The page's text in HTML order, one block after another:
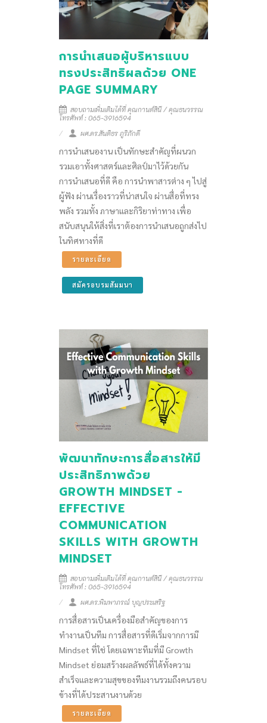
การนำเสนอผู้บริหารแบบ
ทรงประสิทธิผลด้วย ONE
PAGE SUMMARY
สอบถามเพิ่มเติมได้ที่ คุณกานต์สินี / คุณธนวรรณ
โทรศัพท์ : 065-3916594
ผศ.ดร.สันติธร ภูริภักดี
การนำเสนองาน เป็นทักษะสำคัญที่ผนวก
รวมเอาทั้งศาสตร์และศิลป์มาไว้ด้วยกัน
การนำเสนอที่ดี คือ การนำพาสารต่าง ๆ ไปสู่
ผู้ฟัง ผ่านเรื่องราวที่น่าสนใจ ผ่านสื่อที่ทรง
พลัง รวมทั้ง ภาษาและกิริยาท่าทาง เพื่อ
สนับสนุนให้สิ่งที่เราต้องการนำเสนอถูกส่งไป
ในทิศทางที่ดี
รายละเอียด
สมัครอบรมสัมมนา
พัฒนาทักษะการสื่อสารให้มี
ประสิทธิภาพด้วย
GROWTH MINDSET -
EFFECTIVE
COMMUNICATION
SKILLS WITH GROWTH
MINDSET
สอบถามเพิ่มเติมได้ที่ คุณกานต์สินี / คุณธนวรรณ
โทรศัพท์ : 065-3916594
ผศ.ดร.พิมพาภรณ์ บุญประเสริฐ
การสื่อสารเป็นเครื่องมือสำคัญของการ
ทำงานเป็นทีม การสื่อสารที่ดีเริ่มจากการมี
Mindset ที่ใช่ โดยเฉพาะทีมที่มี Growth
Mindset ย่อมสร้างผลลัพธ์ที่ได้ทั้งความ
สำเร็จและความสุขของทีมงานรวมถึงคนรอบ
ข้างที่ได้ประสานงานด้วย
รายละเอียด